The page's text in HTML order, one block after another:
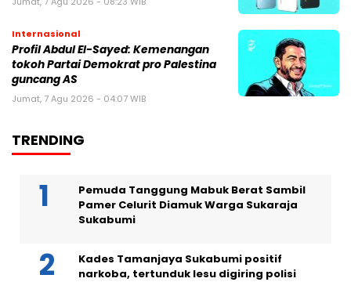
Internasional
Profil Abdul El-Sayed: Kemenangan
tokoh Partai Demokrat pro Palestina
guncang AS
Jumat, 7 Agu 2026 - 04:07 WIB
TRENDING
Pemuda Tanggung Mabuk Berat Sambil
Pamer Celurit Diamuk Warga Sukaraja
Sukabumi
Kades Tamanjaya Sukabumi positif
narkoba, tertunduk lesu digiring polisi